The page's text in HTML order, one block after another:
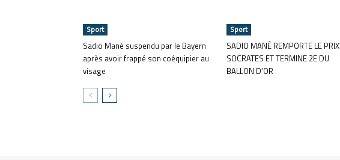
Sport
Sadio Mané suspendu par le Bayern
après avoir frappé son coéquipier au
visage
Sport
SADIO MANÉ REMPORTE LE PRIX
SOCRATES ET TERMINE 2E DU
BALLON D’OR